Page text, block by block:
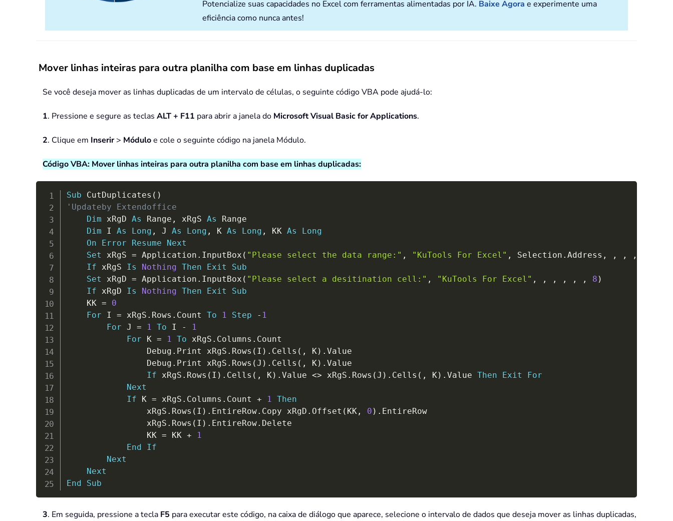
Potencialize suas capacidades no Excel com ferramentas alimentadas por IA. Baixe Agora e experimente uma
eficiência como nunca antes!
Mover linhas inteiras para outra planilha com base em linhas duplicadas
Se você deseja mover as linhas duplicadas de um intervalo de células, o seguinte código VBA pode ajudá-lo:
1. Pressione e segure as teclas ALT + F11 para abrir a janela do Microsoft Visual Basic for Applications.
2. Clique em Inserir> Móduloe cole o seguinte código na janela Módulo.
Código VBA: Mover linhas inteiras para outra planilha com base em linhas duplicadas:
Sub CutDuplicates ( )
'Updateby Extendoffice
Dim xRgD As Range , xRgS As Range
Dim I As Long , J As Long , K As Long , KK As
Long
On
Error Resume
Next
Set xRgS = Application . InputBox ( "Please select the data range:" , "KuTools For Excel" , Selection . Address , , , ,
If xRgS Is Nothing Then Exit
Sub
Set xRgD = Application . InputBox ( "Please select a desitination cell:" , "KuTools For Excel" , , , , , , 8 )
If xRgD Is Nothing Then Exit
Sub
    KK
=
0
For I = xRgS . Rows . Count To 1 Step - 1
For J = 1 To I -
1
For K = 1 To xRgS . Columns . Count
                Debug
. Print xRgS . Rows ( I ) . Cells ( , K) . Value
                Debug
. Print xRgS . Rows (J ) . Cells ( , K) . Value
If xRgS . Rows ( I ) . Cells ( , K) . Value <> xRgS . Rows (J ) . Cells ( , K) . Value Then Exit
For
Next
If K = xRgS . Columns . Count + 1 Then
                xRgS
. Rows ( I ) . EntireRow. Copy xRgD . Offset ( KK, 0 ) . EntireRow
                xRgS
. Rows ( I ) . EntireRow. Delete
                KK
= KK +
1
End
If
Next
Next
End
Sub
3. Em seguida, pressione a tecla F5 para executar este código, na caixa de diálogo que aparece, selecione o intervalo de dados que deseja mover as linhas duplicadas,